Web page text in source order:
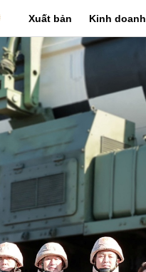
Xuất bản Kinh doanh